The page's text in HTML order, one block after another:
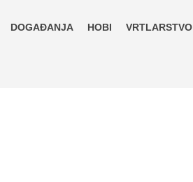
DOGAĐANJA HOBI VRTLARSTVO